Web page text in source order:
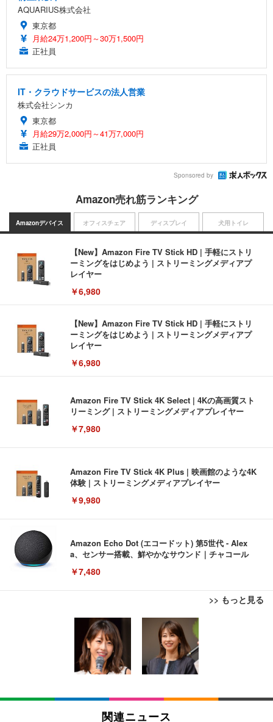
AQUARIUS株式会社
東京都
月給24万1,200円～30万1,500円
正社員
IT・クラウドサービスの法人営業
株式会社シンカ
東京都
月給29万2,000円～41万7,000円
正社員
Sponsored by
Amazon売れ筋ランキング
Amazonデバイス
【New】Amazon Fire TV Stick HD | 手軽にストリ
ーミングをはじめよう | ストリーミングメディアプ
レイヤー
￥6,980
【New】Amazon Fire TV Stick HD | 手軽にストリ
ーミングをはじめよう | ストリーミングメディアプ
レイヤー
￥6,980
Amazon Fire TV Stick 4K Select | 4Kの高画質スト
リーミング | ストリーミングメディアプレイヤー
￥7,980
Amazon Fire TV Stick 4K Plus | 映画館のような4K
体験 | ストリーミングメディアプレイヤー
￥9,980
Amazon Echo Dot (エコードット) 第5世代 - Alex
a、センサー搭載、鮮やかなサウンド｜チャコール
￥7,480
>> もっと見る
オフィスチェア
[EdoErgo] オフィスチェア 椅子 テレワーク 疲れな
い 跳ね上げ式アームレスト コンパクト 約105度ロッ
キング pc 事務椅子 360度回転 座面昇降 強化ナイロ
ン樹脂ベース 通気性メッシュ 在宅ワーク H-WY01
(黒網+黒枠+黒足)
￥5,699
SIHOO B100 オフィスチェア／デスクチェア メッシ
ュチェア 人間工学 疲れない ブラック
ディスプレイ
EIZO ビジネス向けプレミアムモニター | FlexScan
EV3240X-WT | 31.5型4K UHD・USB Type-C・ホワ
イト
￥105,595
EIZO ビジネス向けプレミアムモニター | FlexScan
犬用トイレ
Amazonベーシック ペットシーツ 薄型 レギュラー 1
回使い捨て 無香料 ホワイト 300枚
￥3,373
Amazonベーシック ペットシーツ 厚型 ワイド 42枚
x2袋(84枚) ホワイト(吸収面:ライトブルー)
関連ニュース